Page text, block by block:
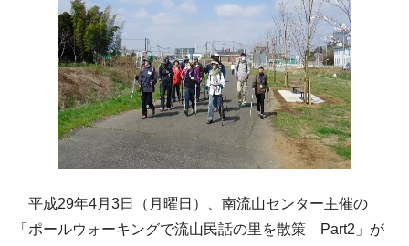
平成29年4月3日（月曜日）、南流山センター主催の
「ポールウォーキングで流山民話の里を散策 Part2」が